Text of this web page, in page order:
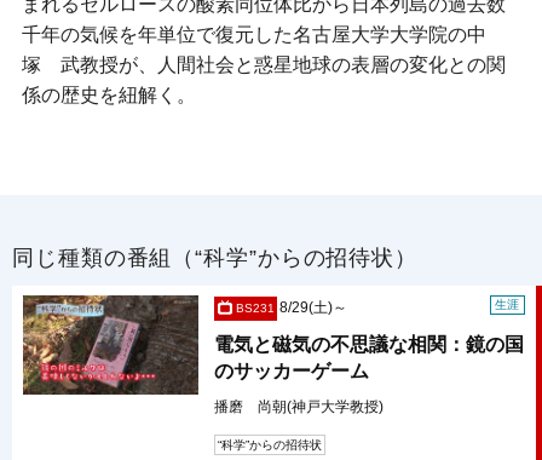
千年の気候を年単位で復元した名古屋大学大学院の中
塚 武教授が、人間社会と惑星地球の表層の変化との関
係の歴史を紐解く。
同じ種類の番組（“科学”からの招待状）
BS231 生涯
8/29(土)～
電気と磁気の不思議な相関：鏡の国
のサッカーゲーム
播磨 尚朝(神戸大学教授)
“科学”からの招待状